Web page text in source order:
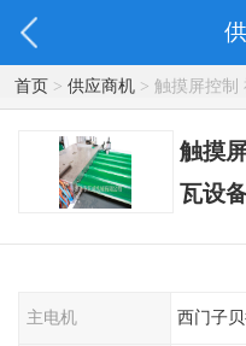
首页> 供应商机> 触摸屏控制
触摸
瓦设
主电机 西门子